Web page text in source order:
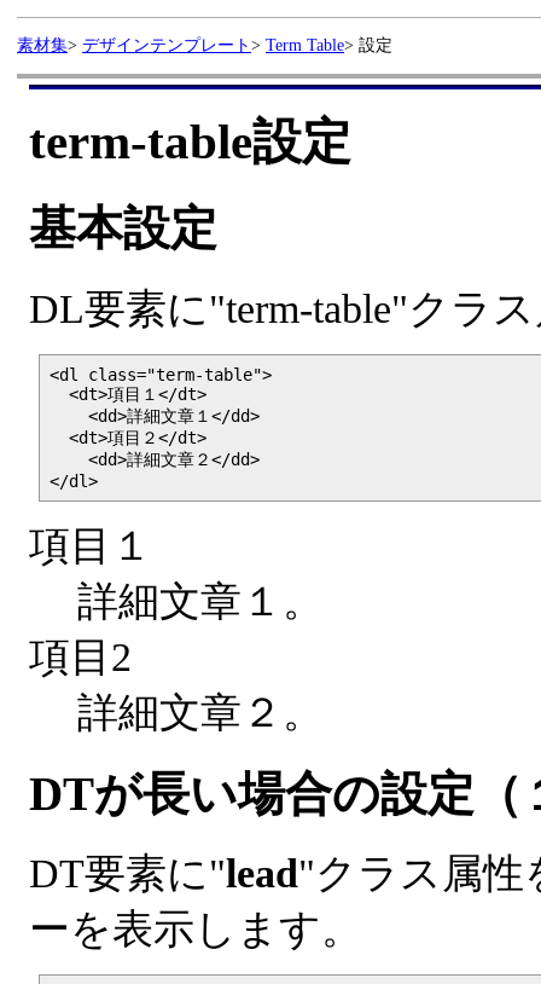
素材集> デザインテンプレート > Term Table> 設定
term-table設定
基本設定
DL要素に"term-table"クラ
<dl class="term-table">
  <dt>項目１</dt>
    <dd>詳細文章１</dd>
  <dt>項目２</dt>
    <dd>詳細文章２</dd>
</dl>
項目１
詳細文章１。
項目2
詳細文章２。
DTが長い場合の設定（
DT要素に"lead"クラス属性
ーを表示します。